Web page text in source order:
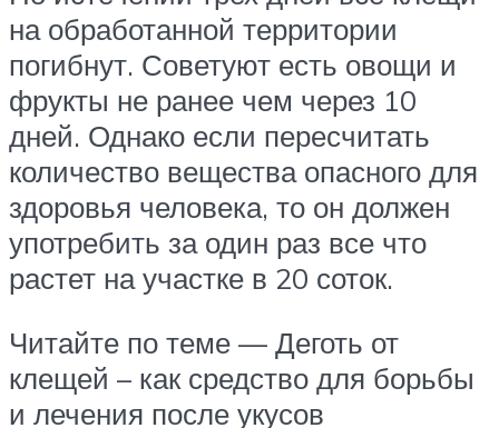
на обработанной территории
погибнут. Советуют есть овощи и
фрукты не ранее чем через 10
дней. Однако если пересчитать
количество вещества опасного для
здоровья человека, то он должен
употребить за один раз все что
растет на участке в 20 соток.
Читайте по теме — Деготь от
клещей – как средство для борьбы
и лечения после укусов